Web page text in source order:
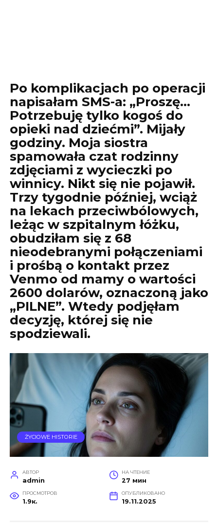
Po komplikacjach po operacji
napisałam SMS-a: „Proszę…
Potrzebuję tylko kogoś do
opieki nad dziećmi”. Mijały
godziny. Moja siostra
spamowała czat rodzinny
zdjęciami z wycieczki po
winnicy. Nikt się nie pojawił.
Trzy tygodnie później, wciąż
na lekach przeciwbólowych,
leżąc w szpitalnym łóżku,
obudziłam się z 68
nieodebranymi połączeniami
i prośbą o kontakt przez
Venmo od mamy o wartości
2600 dolarów, oznaczoną jako
„PILNE”. Wtedy podjęłam
decyzję, której się nie
spodziewali.
ŻYCIOWE HISTORIE
АВТОР
admin
НА ЧТЕНИЕ
27 мин
ПРОСМОТРОВ
1.9к.
ОПУБЛИКОВАНО
19.11.2025